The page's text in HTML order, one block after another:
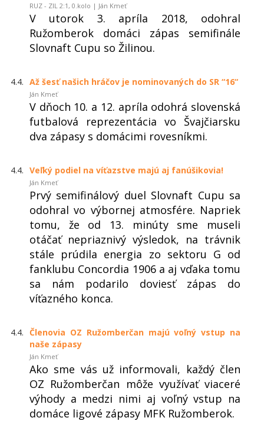
RUZ - ZIL 2:1, 0.kolo | Ján Kmeť
V utorok 3. apríla 2018, odohral
Ružomberok domáci zápas semifinále
Slovnaft Cupu so Žilinou.
4.4. Až šesť našich hráčov je nominovaných do SR “16“
Ján Kmeť
V dňoch 10. a 12. apríla odohrá slovenská
futbalová reprezentácia vo Švajčiarsku
dva zápasy s domácimi rovesníkmi.
4.4. Veľký podiel na víťazstve majú aj fanúšikovia!
Ján Kmeť
Prvý semifinálový duel Slovnaft Cupu sa
odohral vo výbornej atmosfére. Napriek
tomu, že od 13. minúty sme museli
otáčať nepriaznivý výsledok, na trávnik
stále prúdila energia zo sektoru G od
fanklubu Concordia 1906 a aj vďaka tomu
sa nám podarilo doviesť zápas do
víťazného konca.
4.4. Členovia OZ Ružomberčan majú voľný vstup na
naše zápasy
Ján Kmeť
Ako sme vás už informovali, každý člen
OZ Ružomberčan môže využívať viaceré
výhody a medzi nimi aj voľný vstup na
domáce ligové zápasy MFK Ružomberok.